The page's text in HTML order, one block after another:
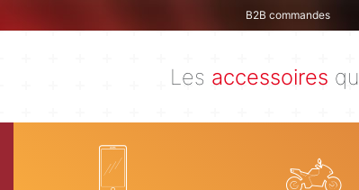
B2B commandes
Les accessoires